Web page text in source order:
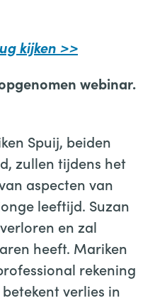
kijken >>
webinar.
Spuij, beiden
zullen tijdens het
aspecten van
leeftijd. Suzan
en zal
heeft. Mariken
rekening
verlies in